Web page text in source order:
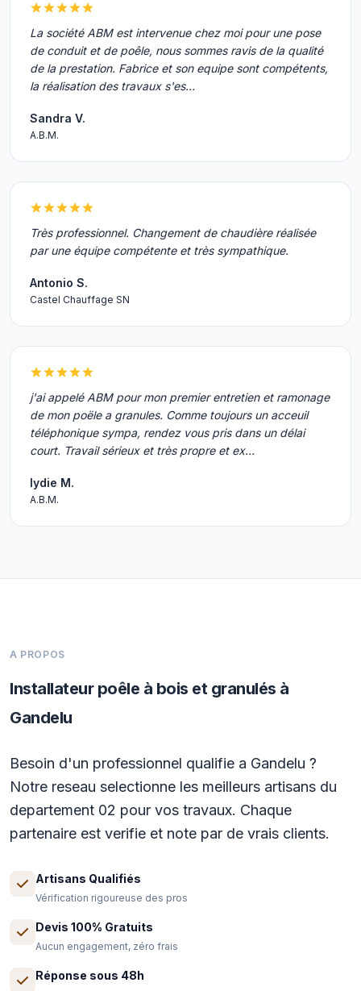
La société ABM est intervenue chez moi pour une pose
de conduit et de poêle, nous sommes ravis de la qualité
de la prestation. Fabrice et son equipe sont compétents,
la réalisation des travaux s'es…
Sandra V.
A.B.M.
Très professionnel. Changement de chaudière réalisée
par une équipe compétente et très sympathique.
Antonio S.
Castel Chauffage SN
j'ai appelé ABM pour mon premier entretien et ramonage
de mon poële a granules. Comme toujours un acceuil
téléphonique sympa, rendez vous pris dans un délai
court. Travail sérieux et très propre et ex…
lydie M.
A.B.M.
A PROPOS
Installateur poêle à bois et granulés à
Gandelu
Besoin d'un professionnel qualifie a Gandelu ?
Notre reseau selectionne les meilleurs artisans du
departement 02 pour vos travaux. Chaque
partenaire est verifie et note par de vrais clients.
Artisans Qualifiés
Vérification rigoureuse des pros
Devis 100% Gratuits
Aucun engagement, zéro frais
Réponse sous 48h